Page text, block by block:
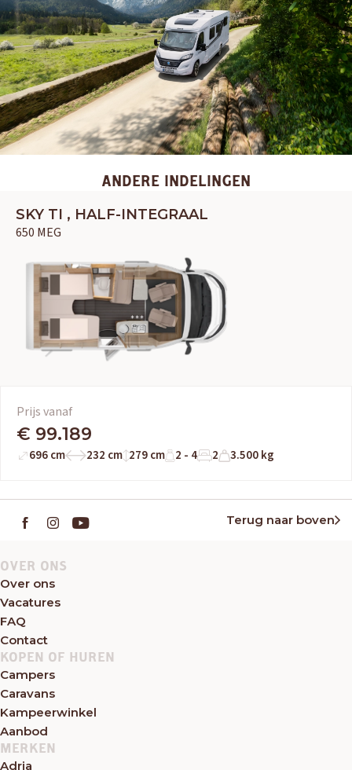
ANDERE INDELINGEN
SKY TI , HALF-INTEGRAAL
650 MEG
Prijs vanaf
€ 99.189
696 cm 232 cm 279 cm 2 - 4 2 3.500 kg
Terug naar boven
OVER ONS
Over ons
Vacatures
FAQ
Contact
KOPEN OF HUREN
Campers
Caravans
Kampeerwinkel
Aanbod
MERKEN
Adria